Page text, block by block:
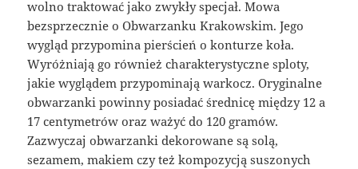
wolno traktować jako zwykły specjał. Mowa
bezsprzecznie o Obwarzanku Krakowskim. Jego
wygląd przypomina pierścień o konturze koła.
Wyróżniają go również charakterystyczne sploty,
jakie wyglądem przypominają warkocz. Oryginalne
obwarzanki powinny posiadać średnicę między 12 a
17 centymetrów oraz ważyć do 120 gramów.
Zazwyczaj obwarzanki dekorowane są solą,
sezamem, makiem czy też kompozycją suszonych